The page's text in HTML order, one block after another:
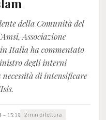
della Comunità del
Associazione
Italia ha commentato
degli interni
di intensificare
– 15:19 2 min di lettura